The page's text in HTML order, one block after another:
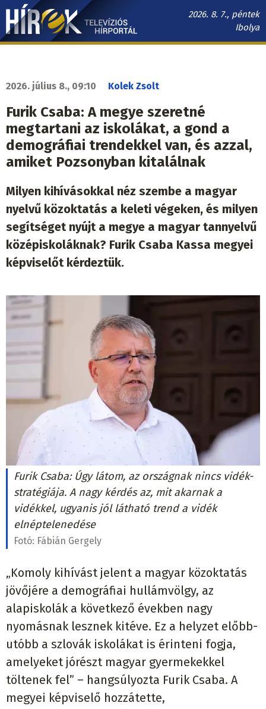
Ugrás
tartalomra
2026. 8. 7., péntek
Ibolya
Hírek.sk
navigáció
2026. július 8., 09:10 Kolek Zsolt
Furik Csaba: A megye szeretné
megtartani az iskolákat, a gond a
demográfiai trendekkel van, és azzal,
amiket Pozsonyban kitalálnak
Milyen kihívásokkal néz szembe a magyar
nyelvű közoktatás a keleti végeken, és milyen
segítséget nyújt a megye a magyar tannyelvű
középiskoláknak? Furik Csaba Kassa megyei
képviselőt kérdeztük.
Furik Csaba: Úgy látom, az országnak nincs vidék-
stratégiája. A nagy kérdés az, mit akarnak a
vidékkel, ugyanis jól látható trend a vidék
elnéptelenedése
Fotó: Fábián Gergely
„Komoly kihívást jelent a magyar közoktatás
jövőjére a demográfiai hullámvölgy, az
alapiskolák a következő években nagy
nyomásnak lesznek kitéve. Ez a helyzet előbb-
utóbb a szlovák iskolákat is érinteni fogja,
amelyeket jórészt magyar gyermekekkel
töltenek fel” – hangsúlyozta Furik Csaba. A
megyei képviselő hozzátette,